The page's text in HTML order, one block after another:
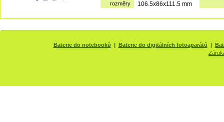
rozměry 106.5x86x111.5 mm
Baterie do notebooků | Baterie do digitálních fotoaparátů |